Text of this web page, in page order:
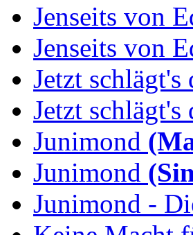
Jenseits von
Jenseits von
Jetzt schlägt's
Jetzt schlägt's
Junimond
Junimond
Junimond -